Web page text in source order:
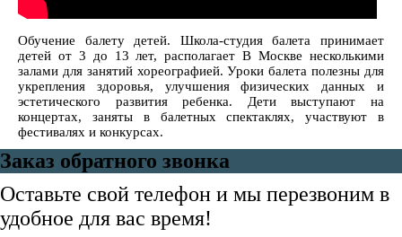
Обучение балету детей. Школа-студия балета принимает
детей от 3 до 13 лет, располагает В Москве несколькими
залами для занятий хореографией. Уроки балета полезны для
укрепления здоровья, улучшения физических данных и
эстетического развития ребенка. Дети выступают на
концертах, заняты в балетных спектаклях, участвуют в
фестивалях и конкурсах.
Заказ обратного звонка
Оставьте свой телефон и мы перезвоним в
удобное для вас время!